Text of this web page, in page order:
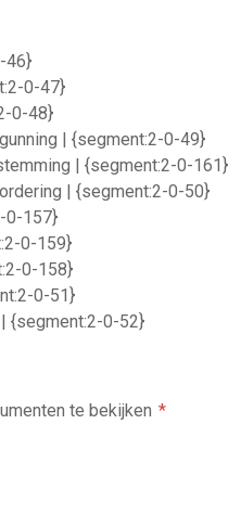
46}
0-47}
0-48}
| {segment:2-0-49}
| {segment:2-0-161}
| {segment:2-0-50}
0-157}
0-159}
0-158}
0-51}
{segment:2-0-52}
te bekijken